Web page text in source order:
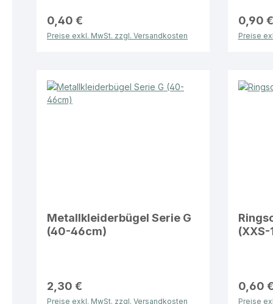
0,40 €
Preise exkl. MwSt. zzgl. Versandkosten
0,90 €
Preise
Metallkleiderbügel Serie G
(40-46cm)
2,30 €
Preise exkl. MwSt. zzgl. Versandkosten
(XXS-
0,60 €
Preise